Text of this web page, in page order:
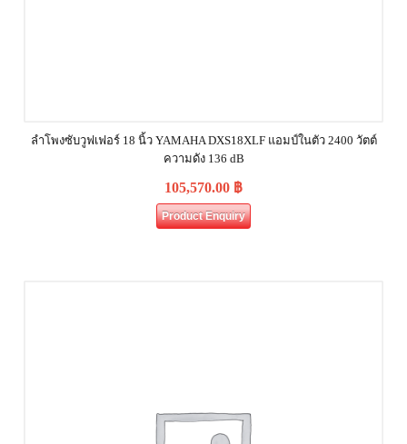
ลำโพงซับวูฟเฟอร์ 18 นิ้ว YAMAHA DXS18XLF แอมป์ในตัว 2400 วัตต์
ความดัง 136 dB
105,570.00 ฿
Product Enquiry